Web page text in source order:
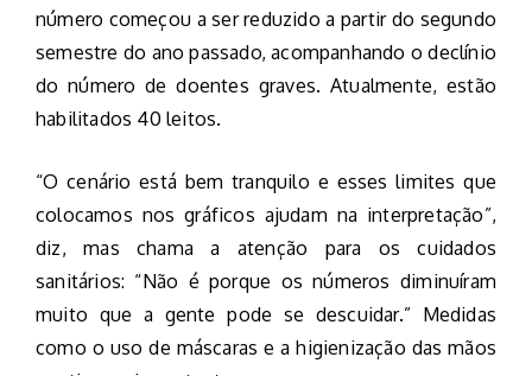
número começou a ser reduzido a partir do segundo
semestre do ano passado, acompanhando o declínio
do número de doentes graves. Atualmente, estão
habilitados 40 leitos.
“O cenário está bem tranquilo e esses limites que
colocamos nos gráficos ajudam na interpretação”,
diz, mas chama a atenção para os cuidados
sanitários: “Não é porque os números diminuíram
muito que a gente pode se descuidar.” Medidas
como o uso de máscaras e a higienização das mãos